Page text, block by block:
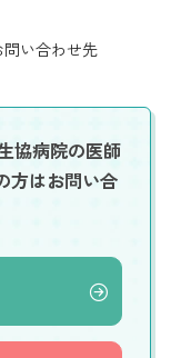
い合わせ先
協病院の医師
方はお問い合